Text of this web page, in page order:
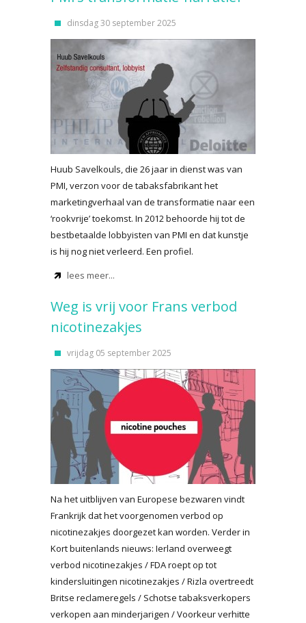
dinsdag 30 september 2025
Huub Savelkouls, die 26 jaar in dienst was van
PMI, verzon voor de tabaksfabrikant het
marketingverhaal van de transformatie naar een
‘rookvrije’ toekomst. In 2012 behoorde hij tot de
bestbetaalde lobbyisten van PMI en dat kunstje
is hij nog niet verleerd. Een profiel.
lees meer...
Weg is vrij voor Frans verbod
nicotinezakjes
vrijdag 05 september 2025
Na het uitblijven van Europese bezwaren vindt
Frankrijk dat het voorgenomen verbod op
nicotinezakjes doorgezet kan worden. Verder in
Kort buitenlands nieuws: Ierland overweegt
verbod nicotinezakjes / FDA roept op tot
kindersluitingen nicotinezakjes / Rizla overtreedt
Britse reclameregels / Schotse tabaksverkopers
verkopen aan minderjarigen / Voorkeur verhitte